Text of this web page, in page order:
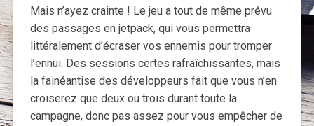
Mais n’ayez crainte ! Le jeu a tout de même prévu
des passages en jetpack, qui vous permettra
littéralement d’écraser vos ennemis pour tromper
l’ennui. Des sessions certes rafraîchissantes, mais
la fainéantise des développeurs fait que vous n’en
croiserez que deux ou trois durant toute la
campagne, donc pas assez pour vous empêcher de